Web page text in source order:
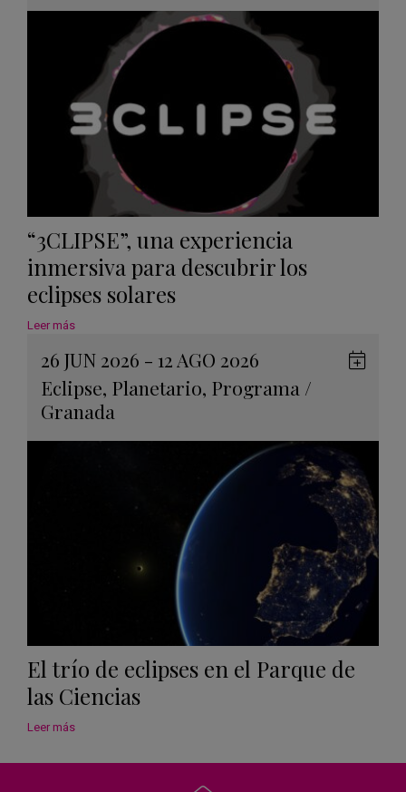
“3CLIPSE”, una experiencia
inmersiva para descubrir los
eclipses solares
Leer más
26 JUN 2026 - 12 AGO 2026
Eclipse, Planetario, Programa /
Granada
El trío de eclipses en el Parque de
las Ciencias
Leer más